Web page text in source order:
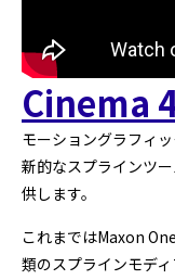
Cinema
モーショングラフィ
新的なスプラインツ
供します。
これまではMaxon
類のスプラインモデ